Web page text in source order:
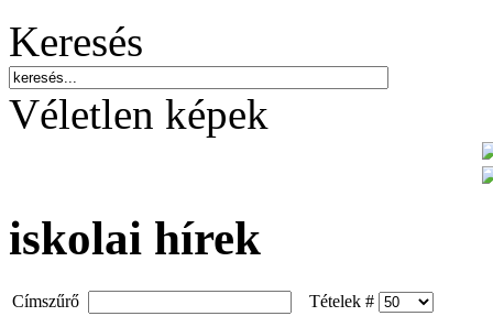
Keresés
Véletlen képek
iskolai hírek
Címszűrő
Tételek #